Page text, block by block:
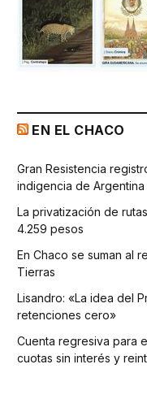
EN EL CHACO
Gran Resistencia
indigencia de Argentina
La privatización de
4.259 pesos
En Chaco se suman al
Tierras
Lisandro: «La idea del
retenciones cero»
Cuenta regresiva para
cuotas sin interés y